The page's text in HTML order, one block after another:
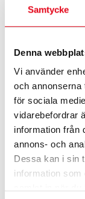
Samtycke
Denna
Vi använder
och annonserna
för sociala
vidarebefordrar
information från
annons- och
Dessa kan i sin
information som
3 160krexkl.